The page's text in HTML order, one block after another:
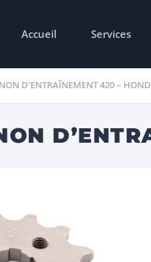
Accueil Services
D’ENTRAÎNEMENT 420 –